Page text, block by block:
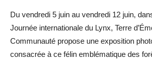
Du vendredi 5 juin au vendredi 12 juin,
Journée internationale du Lynx, Terre
Communauté propose une exposition
consacrée à ce félin emblématique des